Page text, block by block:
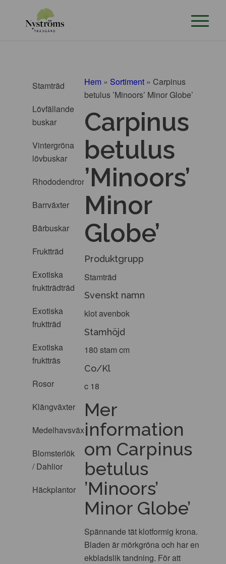
Stamträd
Lövfällande
buskar
Vintergröna
lövbuskar
Rhododendron
Barrväxter
Bärbuskar
Fruktträd
Exotiska
fruktträdträd
Exotiska
fruktträd
Exotiska
fruktträs
Rosor
Klängväxter
Medelhavsväxter
Blomsterlök
/ Dahlior
Häckplantor
Hem » Sortiment » Carpinus
betulus ’Minoors’ Minor Globe’
Carpinus
betulus
’Minoors’
Minor
Globe’
Produktgrupp
Stamträd
Svenskt namn
klot avenbok
Stamhöjd
180 stam cm
Co/Kl
c 18
Mer
information
om Carpinus
betulus
’Minoors’
Minor Globe’
Spännande tät klotformig krona.
Bladen är mörkgröna och har en
ekbladslik tandning. För att